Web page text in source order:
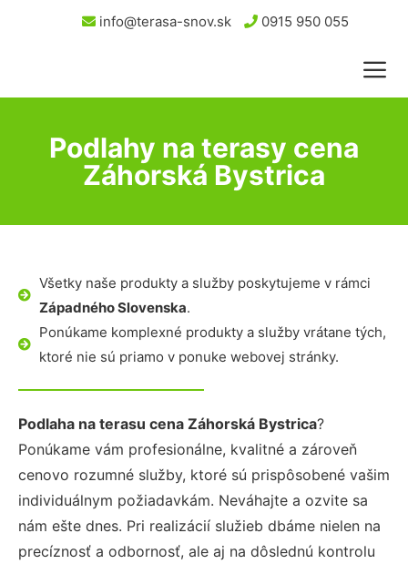
info@terasa-snov.sk 0915 950 055
Podlahy na terasy cena
Záhorská Bystrica
Všetky naše produkty a služby poskytujeme v rámci
Západného Slovenska.
Ponúkame komplexné produkty a služby vrátane tých,
ktoré nie sú priamo v ponuke webovej stránky.
Podlaha na terasu cena Záhorská Bystrica?
Ponúkame vám profesionálne, kvalitné a zároveň
cenovo rozumné služby, ktoré sú prispôsobené vašim
individuálnym požiadavkám. Neváhajte a ozvite sa
nám ešte dnes. Pri realizácií služieb dbáme nielen na
precíznosť a odbornosť, ale aj na dôslednú kontrolu